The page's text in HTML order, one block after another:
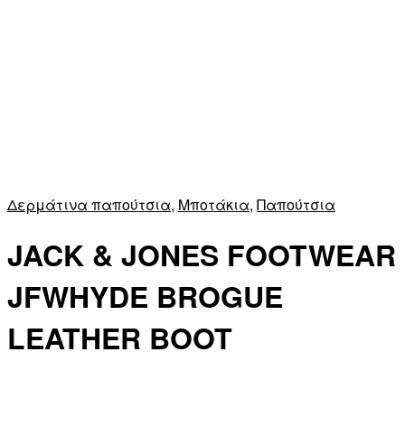
Δερμάτινα παπούτσια, Μποτάκια, Παπούτσια
JACK & JONES FOOTWEAR
JFWHYDE BROGUE
LEATHER BOOT